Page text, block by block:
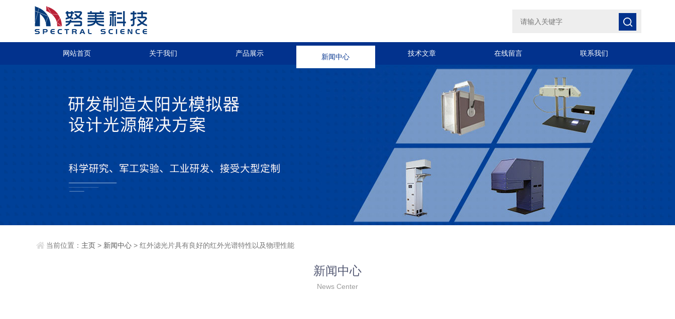
网站首页 关于我们 产品展示 新闻中心 技术文章 在线留言 联系我们
当前位置： 主页 > 新闻中心 > 红外滤光片具有良好的红外光谱特性以及物理性能
新闻中心
News Center